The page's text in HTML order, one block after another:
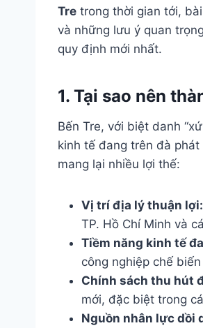
Tre trong thời gian tới,
và những lưu ý quan
quy định mới nhất.
1. Tại sao nên
Bến Tre, với biệt danh
kinh tế đang trên đà
mang lại nhiều lợi thế:
Vị trí địa lý thuận lợi:
TP. Hồ Chí Minh và
Tiềm năng kinh tế
công nghiệp chế
Chính sách thu hút
mới, đặc biệt trong
Nguồn nhân lực dồi